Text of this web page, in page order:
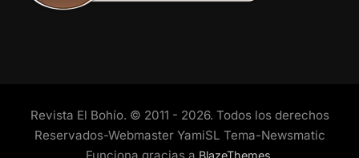
Revista El Bohío. © 2011 - 2026. Todos los derechos
Reservados-Webmaster YamiSL Tema-Newsmatic